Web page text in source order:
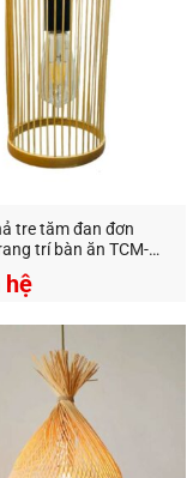
mẫu mã
Thạnh,
tre tăm đan đơn
trí bàn ăn TCM-
hệ